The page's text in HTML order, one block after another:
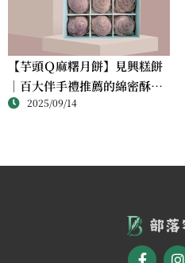
【芋頭Ｑ麻糬月餅】見興糕餅
｜百大伴手禮推薦的綿密酥香
新體驗2025/09/14